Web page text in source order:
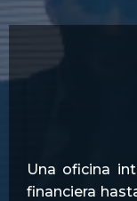
Una oficina
financiera